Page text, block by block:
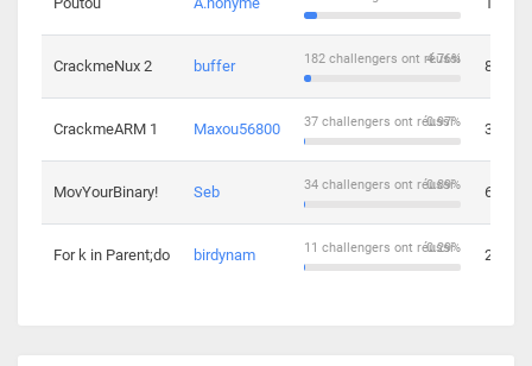
CrackmeNux 2 buffer 4.76%
182 challengers ont réussi 8
CrackmeARM 1 Maxou56800 0.97%
37 challengers ont réussi 3
MovYourBinary! Seb 0.89%
34 challengers ont réussi 6
For k in Parent;do birdynam 0.29%
11 challengers ont réussi 2